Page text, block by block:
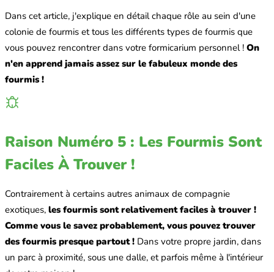
Dans cet article, j'explique en détail chaque rôle au sein d'une
colonie de fourmis et tous les différents types de fourmis que
vous pouvez rencontrer dans votre formicarium personnel ! On
n'en apprend jamais assez sur le fabuleux monde des
fourmis !
Raison Numéro 5 : Les Fourmis Sont
Faciles À Trouver !
Contrairement à certains autres animaux de compagnie
exotiques, les fourmis sont relativement faciles à trouver !
Comme vous le savez probablement, vous pouvez trouver
des fourmis presque partout ! Dans votre propre jardin, dans
un parc à proximité, sous une dalle, et parfois même à l'intérieur